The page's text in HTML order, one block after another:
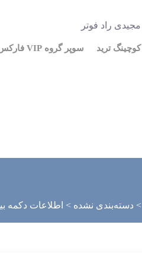
کوچینگ ترید سوپر گروه VIP فارکس
> دسته‌بندی نشده > اطلاعات دکمه